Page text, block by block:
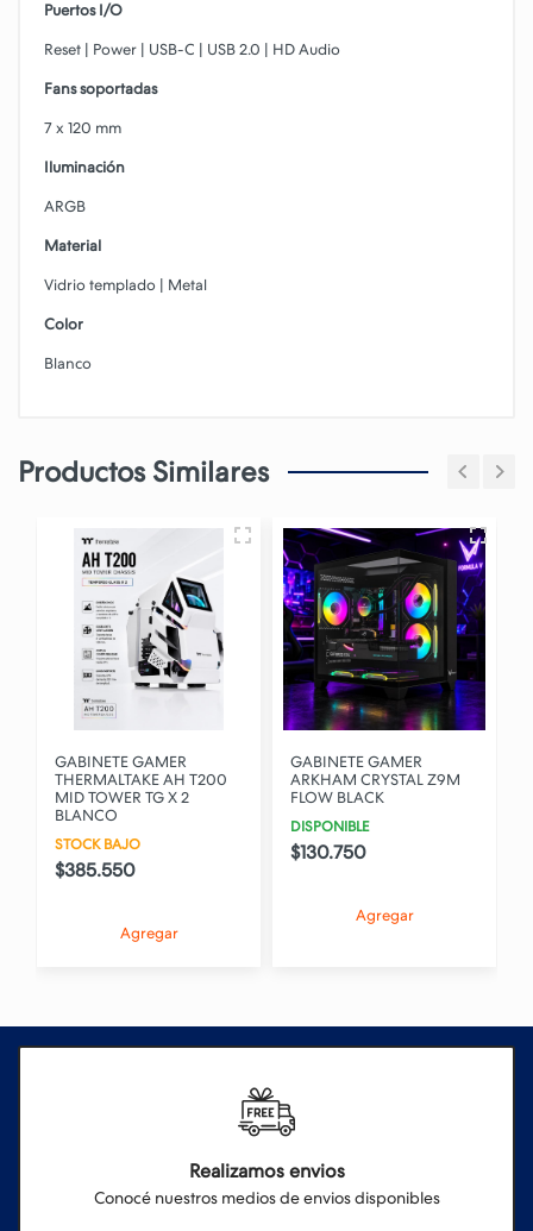
Puertos I/O
Reset | Power | USB-C | USB 2.0 | HD Audio
Fans soportadas
7 x 120 mm
Iluminación
ARGB
Material
Vidrio templado | Metal
Color
Blanco
Productos Similares
GABINETE GAMER
THERMALTAKE AH T200
MID TOWER TG X 2
BLANCO
STOCK BAJO
$385.550
Agregar
GABINETE GAMER
ARKHAM CRYSTAL Z9M
FLOW BLACK
DISPONIBLE
$130.750
Agregar
Realizamos envios
Conocé nuestros medios de envios disponibles